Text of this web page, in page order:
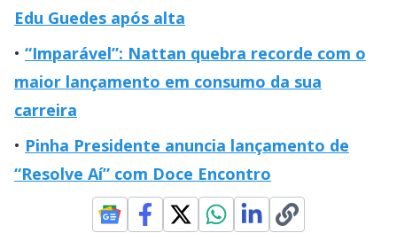
Edu Guedes após alta
“Imparável”: Nattan quebra recorde com o
maior lançamento em consumo da sua
carreira
Pinha Presidente anuncia lançamento de
“Resolve Aí” com Doce Encontro